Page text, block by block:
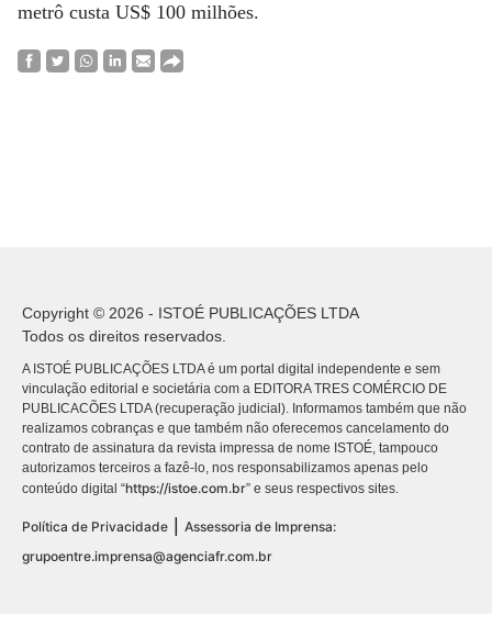
metrô custa US$ 100 milhões.
Copyright © 2026 - ISTOÉ PUBLICAÇÕES LTDA
Todos os direitos reservados.
A ISTOÉ PUBLICAÇÕES LTDA é um portal digital independente e sem
vinculação editorial e societária com a EDITORA TRES COMÉRCIO DE
PUBLICACÕES LTDA (recuperação judicial). Informamos também que não
realizamos cobranças e que também não oferecemos cancelamento do
contrato de assinatura da revista impressa de nome ISTOÉ, tampouco
autorizamos terceiros a fazê-lo, nos responsabilizamos apenas pelo
conteúdo digital “https://istoe.com.br” e seus respectivos sites.
Política de Privacidade
Assessoria de Imprensa:
grupoentre.imprensa@agenciafr.com.br